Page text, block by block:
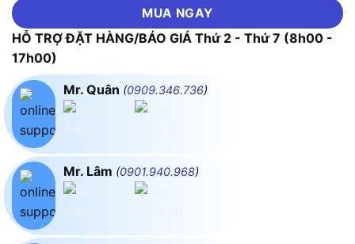
MUA NGAY
HỖ TRỢ ĐẶT HÀNG/BÁO GIÁ Thứ 2 - Thứ 7 (8h00 -
17h00)
Mr. Quân (0909.346.736)
Mr. Lâm (0901.940.968)